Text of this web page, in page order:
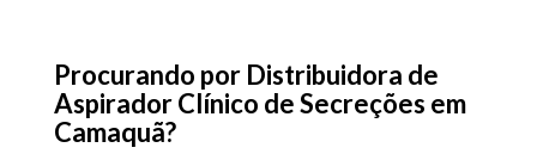
Procurando por Distribuidora de
Aspirador Clínico de Secreções em
Camaquã?